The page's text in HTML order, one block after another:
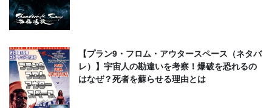
【プラン9・フロム・アウタースペース（ネタバ
レ）】宇宙人の勘違いを考察！爆破を恐れるの
はなぜ？死者を蘇らせる理由とは